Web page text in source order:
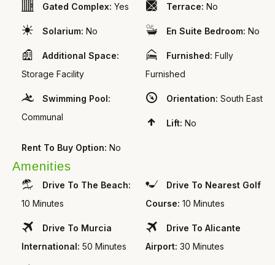
Gated Complex: Yes Terrace: No
Solarium: No En Suite Bedroom: No
Additional Space:
Storage Facility
Furnished: Fully
Furnished
Swimming Pool:
Communal
Orientation: South East
Lift: No
Rent To Buy Option: No
Amenities
Drive To The Beach:
10 Minutes
Drive To Nearest Golf
Course: 10 Minutes
Drive To Murcia
International: 50 Minutes
Drive To Alicante
Airport: 30 Minutes